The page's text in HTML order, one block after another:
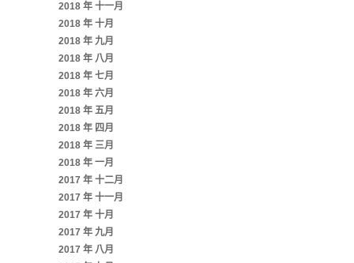
2018 年 十一月
2018 年 十月
2018 年 九月
2018 年 八月
2018 年 七月
2018 年 六月
2018 年 五月
2018 年 四月
2018 年 三月
2018 年 一月
2017 年 十二月
2017 年 十一月
2017 年 十月
2017 年 九月
2017 年 八月